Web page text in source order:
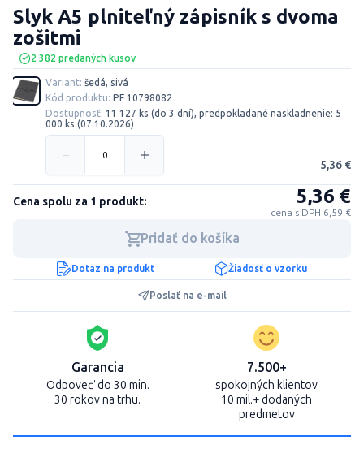
2 382 predaných kusov
Slyk A5 plniteľný zápisník s dvoma
zošitmi
Variant: šedá, sivá
Kód produktu: PF 10798082
Dostupnosť: 11 127 ks (do 3 dní), predpokladané naskladnenie: 5
000 ks (07.10.2026)
5,36 €
Cena spolu za 1 produkt: 5,36 €
cena s DPH 6,59 €
Pridať do košíka
Dotaz na produkt Žiadosť o vzorku
Poslať na e-mail
Garancia
Odpoveď do 30 min.
30 rokov na trhu.
7.500+
spokojných klientov
10 mil.+ dodaných
predmetov